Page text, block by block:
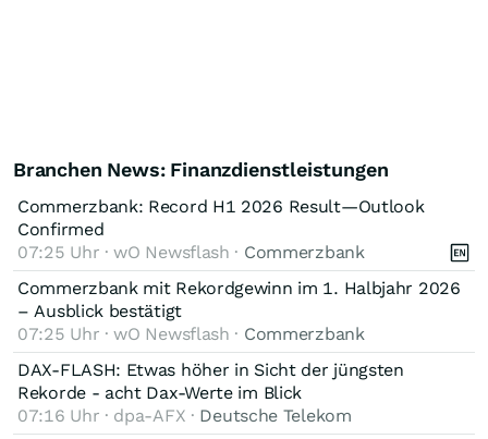
Branchen News: Finanzdienstleistungen
Commerzbank: Record H1 2026 Result—Outlook
Confirmed
07:25 Uhr · wO Newsflash · Commerzbank
Commerzbank mit Rekordgewinn im 1. Halbjahr 2026
– Ausblick bestätigt
07:25 Uhr · wO Newsflash · Commerzbank
DAX-FLASH: Etwas höher in Sicht der jüngsten
Rekorde - acht Dax-Werte im Blick
07:16 Uhr · dpa-AFX · Deutsche Telekom